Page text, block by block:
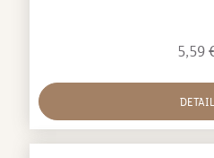
Hygienebeutel perfekt in5,59